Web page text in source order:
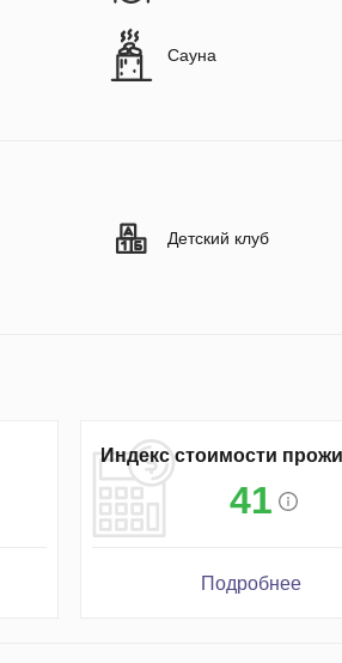
Сауна
Детский клуб
Индекс стоимости
41
Подробнее